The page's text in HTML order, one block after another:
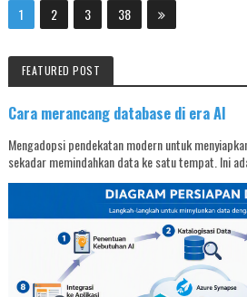
1 2 3 38
FEATURED POST
Cara merancang database di era AI
Mengadopsi pendekatan modern untuk
sekadar memindahkan data ke satu tempat. Ini